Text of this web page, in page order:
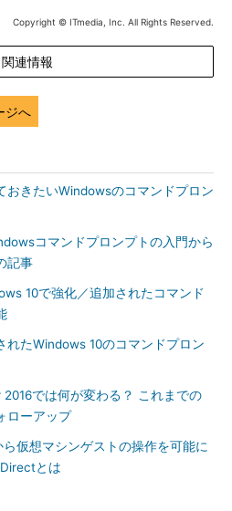
バリエーション
statements」にある
」を参照してください。
の古いドキュメントですが、筆者
記法」について説明している最新
Language Specification Version
イル］（Microsoft Download
Windows PowerShellのスクリ
連携する際に便利です。でも、コ
PowerShellのどちらで操作してい
ば、「--%記法」を知らなくても
で操作しているのかうっかり忘れ
コマンドラインが失敗するという
Copyright © ITmedia, Inc. All Rights Reserved.
関連情報
ジへ
おきたいWindowsのコマンドプロン
コマンドプロンプトの入門から
記事
10で強化／追加されたコマンド
れたWindows 10のコマンドプロン
では何が変わる？ これまでの
ローアップ
仮想マシンゲストの操作を可能に
とは